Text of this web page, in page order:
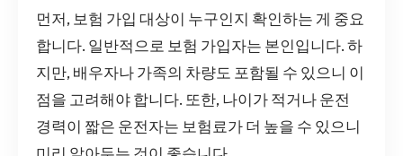
먼저, 보험 가입 대상이 누구인지 확인하는 게 중요
합니다. 일반적으로 보험 가입자는 본인입니다. 하
지만, 배우자나 가족의 차량도 포함될 수 있으니 이
점을 고려해야 합니다. 또한, 나이가 적거나 운전
경력이 짧은 운전자는 보험료가 더 높을 수 있으니